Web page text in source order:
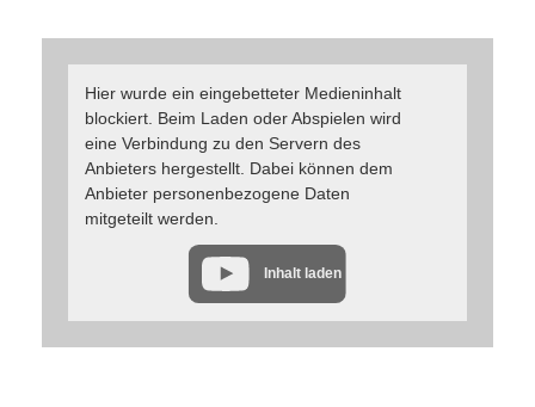
Hier wurde ein eingebetteter Medieninhalt
blockiert. Beim Laden oder Abspielen wird
eine Verbindung zu den Servern des
Anbieters hergestellt. Dabei können dem
Anbieter personenbezogene Daten
mitgeteilt werden.
Inhalt laden